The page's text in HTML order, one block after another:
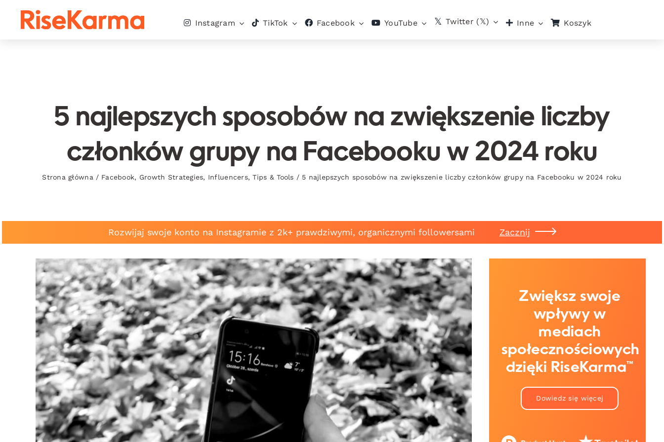
Instagram TikTok Facebook YouTube Twitter (𝕏) Inne Koszyk
5 najlepszych sposobów na zwiększenie liczby
członków grupy na Facebooku w 2024 roku
Strona główna / Facebook, Growth Strategies, Influencers,Tips & Tools / 5 najlepszych sposobów na zwiększenie liczby członków grupy na Facebooku w 2024 roku
Rozwijaj swoje konto na Instagramie z 2k+ prawdziwymi, organicznymi followersami Zacznij
Zwiększ swoje
wpływy w
mediach
społecznościowych
dzięki RiseKarma™
Dowiedz się więcej